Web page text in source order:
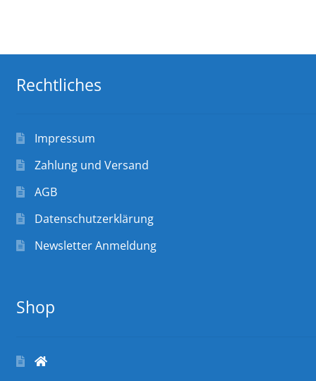
Rechtliches
Impressum
Zahlung und Versand
AGB
Datenschutzerklärung
Newsletter Anmeldung
Shop